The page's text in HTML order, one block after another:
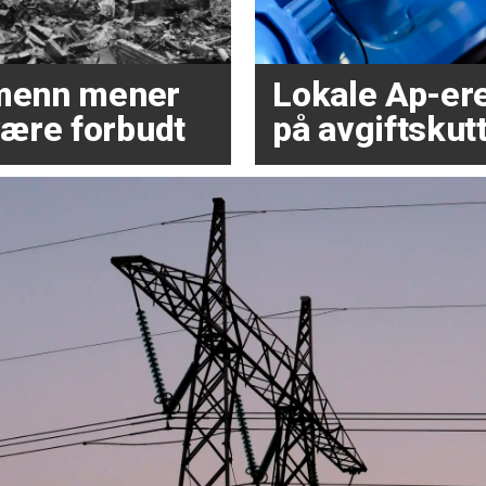
mener
forbudt
Lokale Ap-
på